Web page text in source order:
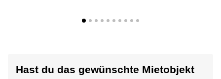
Hast du das gewünschte Mietobjekt